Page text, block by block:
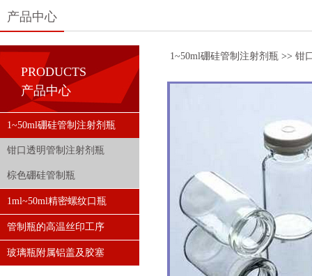
产品中心
PRODUCTS
产品中心
1~50ml硼硅管制注射剂瓶
钳口透明管制注射剂瓶
棕色硼硅管制瓶
1ml~50ml精密螺纹口瓶
管制瓶的高温丝印工序
玻璃瓶附属铝盖及胶塞
1~50ml硼硅管制注射剂瓶 >> 钳